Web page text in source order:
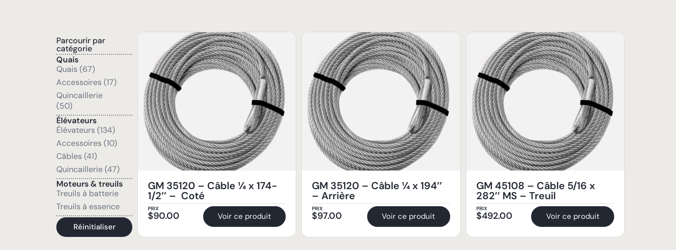
Parcourir par
catégorie
Quais
Quais (67)
Accessoires (17)
Quincaillerie
(50)
Élévateurs
Élévateurs (134)
Accessoires (10)
Câbles (41)
Quincaillerie (47)
Moteurs & treuils
Treuils à batterie
Treuils à essence
Réinitialiser
GM 35120 – Câble ¼ x 174-
1/2’’ – Coté
PRIX
$90.00 Voir ce produit
GM 35120 – Câble ¼ x 194’’
– Arrière
PRIX
$97.00 Voir ce produit
GM 45108 – Câble 5/16 x
282’’ MS – Treuil
PRIX
$492.00 Voir ce produit